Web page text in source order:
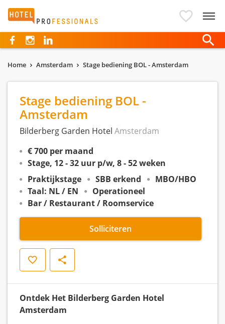
Hotelprofessionals
Home Amsterdam Stage bediening BOL - Amsterdam
Stage bediening BOL -
Amsterdam
Bilderberg Garden Hotel Amsterdam
€ 700 per maand
Stage, 12 - 32 uur p/w, 8 - 52 weken
Praktijkstage
SBB erkend
MBO/HBO
Taal: NL / EN
Operationeel
Bar / Restaurant / Roomservice
Solliciteren
Opslaan Delen
Ontdek Het Bilderberg Garden Hotel
Amsterdam